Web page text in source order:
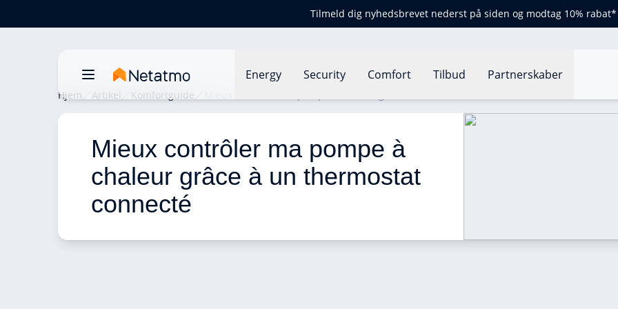
Tilmeld dig nyhedsbrevet nederst på siden og modtag 10% rabat*
Energy Security Comfort Tilbud Partnerskaber
Hjem Artikel Komfortguide
Mieux contrôler ma pompe à
chaleur grâce à un thermostat
connecté